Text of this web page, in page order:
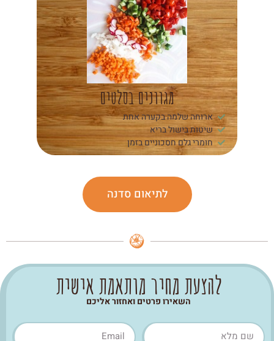
מגוונים בסלטים
ארוחה שלמה בקערה אחת
שיטות בישול בריא
חומרי גלם חסכוניים בזמן
לתיאום סדנה
להצעת מחיר מותאמת אישית
השאירו פרטים ואחזור אליכם